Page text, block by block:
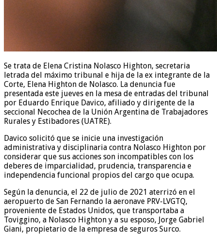
Se trata de Elena Cristina Nolasco Highton, secretaria
letrada del máximo tribunal e hija de la ex integrante de la
Corte, Elena Highton de Nolasco. La denuncia fue
presentada este jueves en la mesa de entradas del tribunal
por Eduardo Enrique Davico, afiliado y dirigente de la
seccional Necochea de la Unión Argentina de Trabajadores
Rurales y Estibadores (UATRE).
Davico solicitó que se inicie una investigación
administrativa y disciplinaria contra Nolasco Highton por
considerar que sus acciones son incompatibles con los
deberes de imparcialidad, prudencia, transparencia e
independencia funcional propios del cargo que ocupa.
Según la denuncia, el 22 de julio de 2021 aterrizó en el
aeropuerto de San Fernando la aeronave PRV-LVGTQ,
proveniente de Estados Unidos, que transportaba a
Toviggino, a Nolasco Highton y a su esposo, Jorge Gabriel
Giani, propietario de la empresa de seguros Surco.